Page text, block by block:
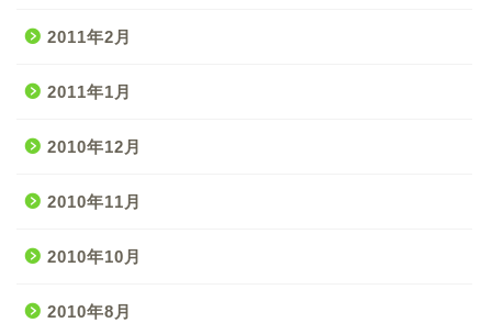
2011年2月
2011年1月
2010年12月
2010年11月
2010年10月
2010年8月